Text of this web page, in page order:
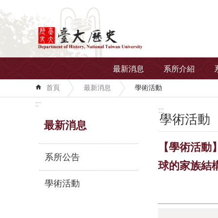
跳到主要內容區塊
最新消息 系所介紹
首頁 最新消息 學術活動
:::
最新消息
系所公告
學術活動
:::
學術活動
【學術活
球的家族結